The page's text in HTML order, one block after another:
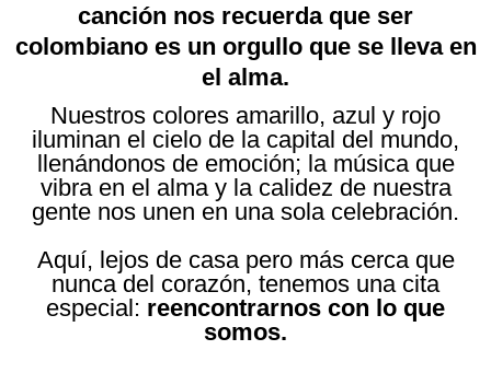
canción nos recuerda que ser
colombiano es un orgullo que se lleva en
el alma.
Nuestros colores amarillo, azul y rojo
iluminan el cielo de la capital del mundo,
llenándonos de emoción; la música que
vibra en el alma y la calidez de nuestra
gente nos unen en una sola celebración.
Aquí, lejos de casa pero más cerca que
nunca del corazón, tenemos una cita
especial: reencontrarnos con lo que
somos.